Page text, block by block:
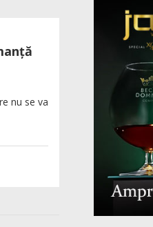
nu se va